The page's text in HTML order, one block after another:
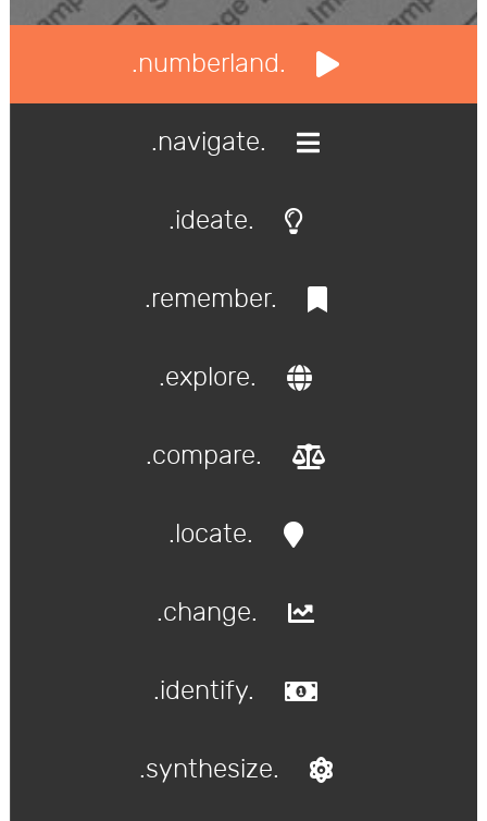
.numberland.
.navigate.
.ideate.
.remember.
.explore.
.compare.
.locate.
.change.
.identify.
.synthesize.